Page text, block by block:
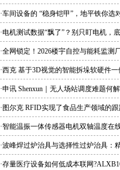
·车间设备的 “稳身铠甲”，地平铁你选
·电机测试数据“飘了”？别只盯电机，
·全网锁定！2026楼宇自控与能耗监
·西克 基于3D视觉的智能拆垛软硬件
·申讯 Shenxun｜无人场站调度难题何
·图尔克 RFID实现了食品生产领域的
·智能温振一体传感器电机双轴温度在
·波峰焊过炉治具与选择性过炉治具：
·存量医疗设备如何低成本联网